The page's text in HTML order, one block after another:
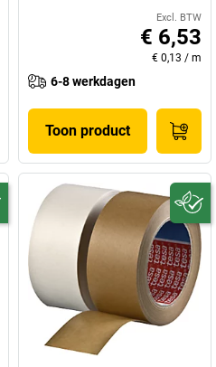
Excl. BTW
€ 6,53
€ 0,13 / m
6-8 werkdagen
Toon product